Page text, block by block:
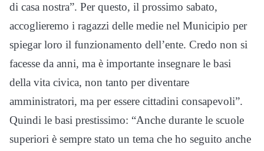
di casa nostra”. Per questo, il prossimo sabato,
accoglieremo i ragazzi delle medie nel Municipio per
spiegar loro il funzionamento dell’ente. Credo non si
facesse da anni, ma è importante insegnare le basi
della vita civica, non tanto per diventare
amministratori, ma per essere cittadini consapevoli”.
Quindi le basi prestissimo: “Anche durante le scuole
superiori è sempre stato un tema che ho seguito anche